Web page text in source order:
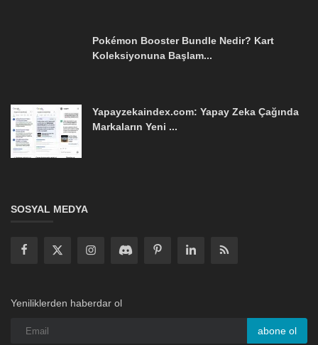
Pokémon Booster Bundle Nedir? Kart
Koleksiyonuna Başlam...
Yapayzekaindex.com: Yapay Zeka Çağında
Markaların Yeni ...
SOSYAL MEDYA
Yeniliklerden haberdar ol
abone ol